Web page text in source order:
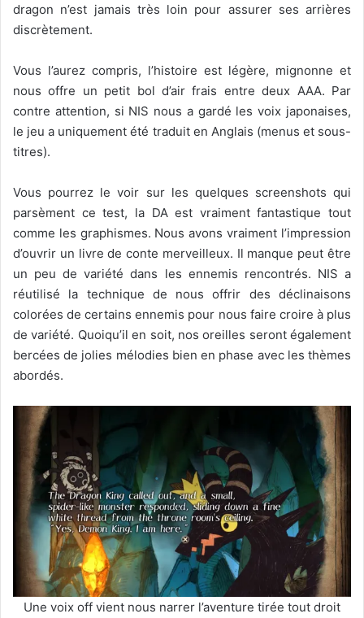
dragon n’est jamais très loin pour assurer ses arrières
discrètement.
Vous l’aurez compris, l’histoire est légère, mignonne et
nous offre un petit bol d’air frais entre deux AAA. Par
contre attention, si NIS nous a gardé les voix japonaises,
le jeu a uniquement été traduit en Anglais (menus et sous-
titres).
Vous pourrez le voir sur les quelques screenshots qui
parsèment ce test, la DA est vraiment fantastique tout
comme les graphismes. Nous avons vraiment l’impression
d’ouvrir un livre de conte merveilleux. Il manque peut être
un peu de variété dans les ennemis rencontrés. NIS a
réutilisé la technique de nous offrir des déclinaisons
colorées de certains ennemis pour nous faire croire à plus
de variété. Quoiqu’il en soit, nos oreilles seront également
bercées de jolies mélodies bien en phase avec les thèmes
abordés.
Une voix off vient nous narrer l’aventure tirée tout droit